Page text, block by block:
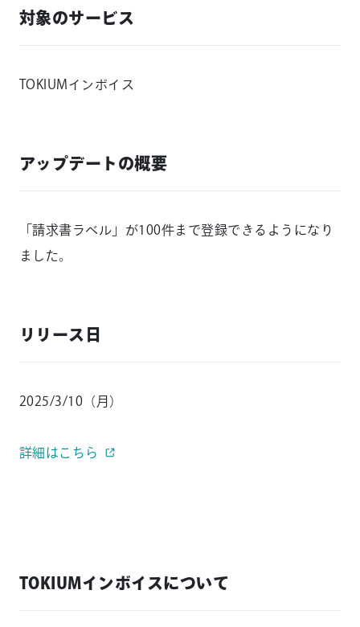
対象のサービス
TOKIUMインボイス
アップデートの概要
「請求書ラベル」が100件まで登録できるようになり
ました。
リリース日
2025/3/10（月）
詳細はこちら
TOKIUMインボイスについて